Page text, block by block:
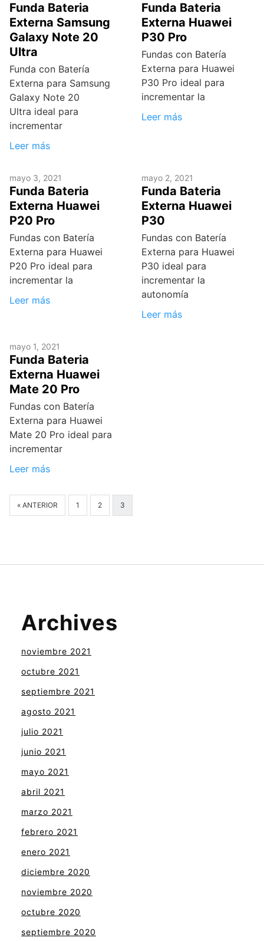
Funda Bateria
Externa Samsung
Galaxy Note 20
Ultra
Funda con Batería
Externa para Samsung
Galaxy Note 20
Ultra ideal para
incrementar
Leer más
Funda Bateria
Externa Huawei
P30 Pro
Fundas con Batería
Externa para Huawei
P30 Pro ideal para
incrementar la
Leer más
mayo 3, 2021
Funda Bateria
Externa Huawei
P20 Pro
Fundas con Batería
Externa para Huawei
P20 Pro ideal para
incrementar la
Leer más
mayo 2, 2021
Funda Bateria
Externa Huawei
P30
Fundas con Batería
Externa para Huawei
P30 ideal para
incrementar la
autonomía
Leer más
mayo 1, 2021
Funda Bateria
Externa Huawei
Mate 20 Pro
Fundas con Batería
Externa para Huawei
Mate 20 Pro ideal para
incrementar
Leer más
« ANTERIOR 1 2 3
Archives
noviembre 2021
octubre 2021
septiembre 2021
agosto 2021
julio 2021
junio 2021
mayo 2021
abril 2021
marzo 2021
febrero 2021
enero 2021
diciembre 2020
noviembre 2020
octubre 2020
septiembre 2020